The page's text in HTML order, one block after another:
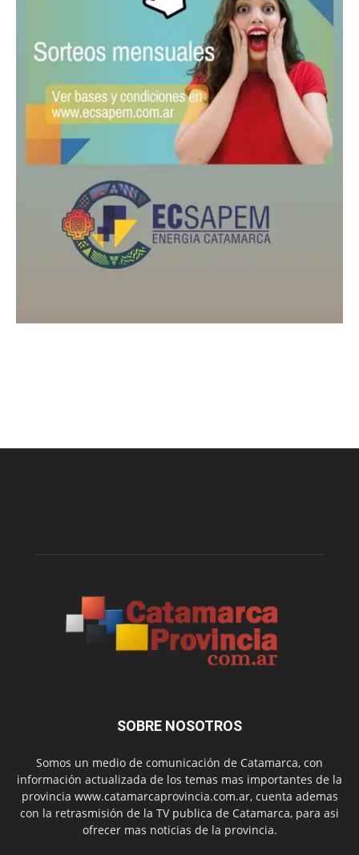
SOBRE NOSOTROS
Somos un medio de comunicación de Catamarca, con
información actualizada de los temas mas importantes de la
provincia www.catamarcaprovincia.com.ar, cuenta ademas
con la retrasmisión de la TV publica de Catamarca, para asi
ofrecer mas noticias de la provincia.